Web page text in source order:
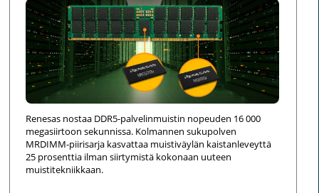
Renesas nostaa DDR5-palvelinmuistin nopeuden 16 000
megasiirtoon sekunnissa. Kolmannen sukupolven
MRDIMM-piirisarja kasvattaa muistiväylän kaistanleveyttä
25 prosenttia ilman siirtymistä kokonaan uuteen
muistitekniikkaan.